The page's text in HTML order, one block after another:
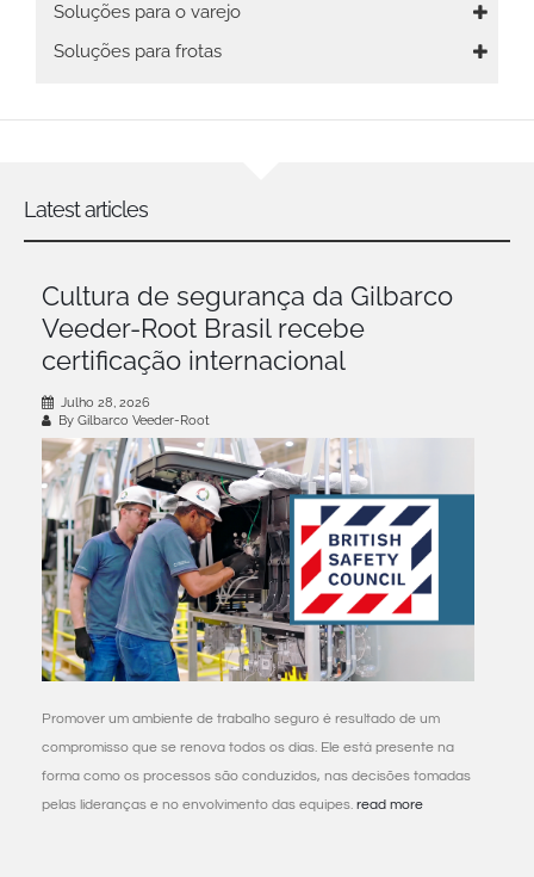
Soluções para o varejo
Soluções para frotas
Latest articles
Cultura de segurança da Gilbarco
Veeder-Root Brasil recebe
certificação internacional
Julho 28, 2026
By Gilbarco Veeder-Root
Promover um ambiente de trabalho seguro é resultado de um
compromisso que se renova todos os dias. Ele está presente na
forma como os processos são conduzidos, nas decisões tomadas
pelas lideranças e no envolvimento das equipes. read more